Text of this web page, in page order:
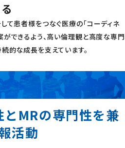
ント
個人情報取扱規則
わせ
サイトポリシー
て患者様をつなぐ医療の「コーディネ
ができるよう、高い倫理観と高度な専門
的な成長を支えています。
MRの専門性を兼
活動